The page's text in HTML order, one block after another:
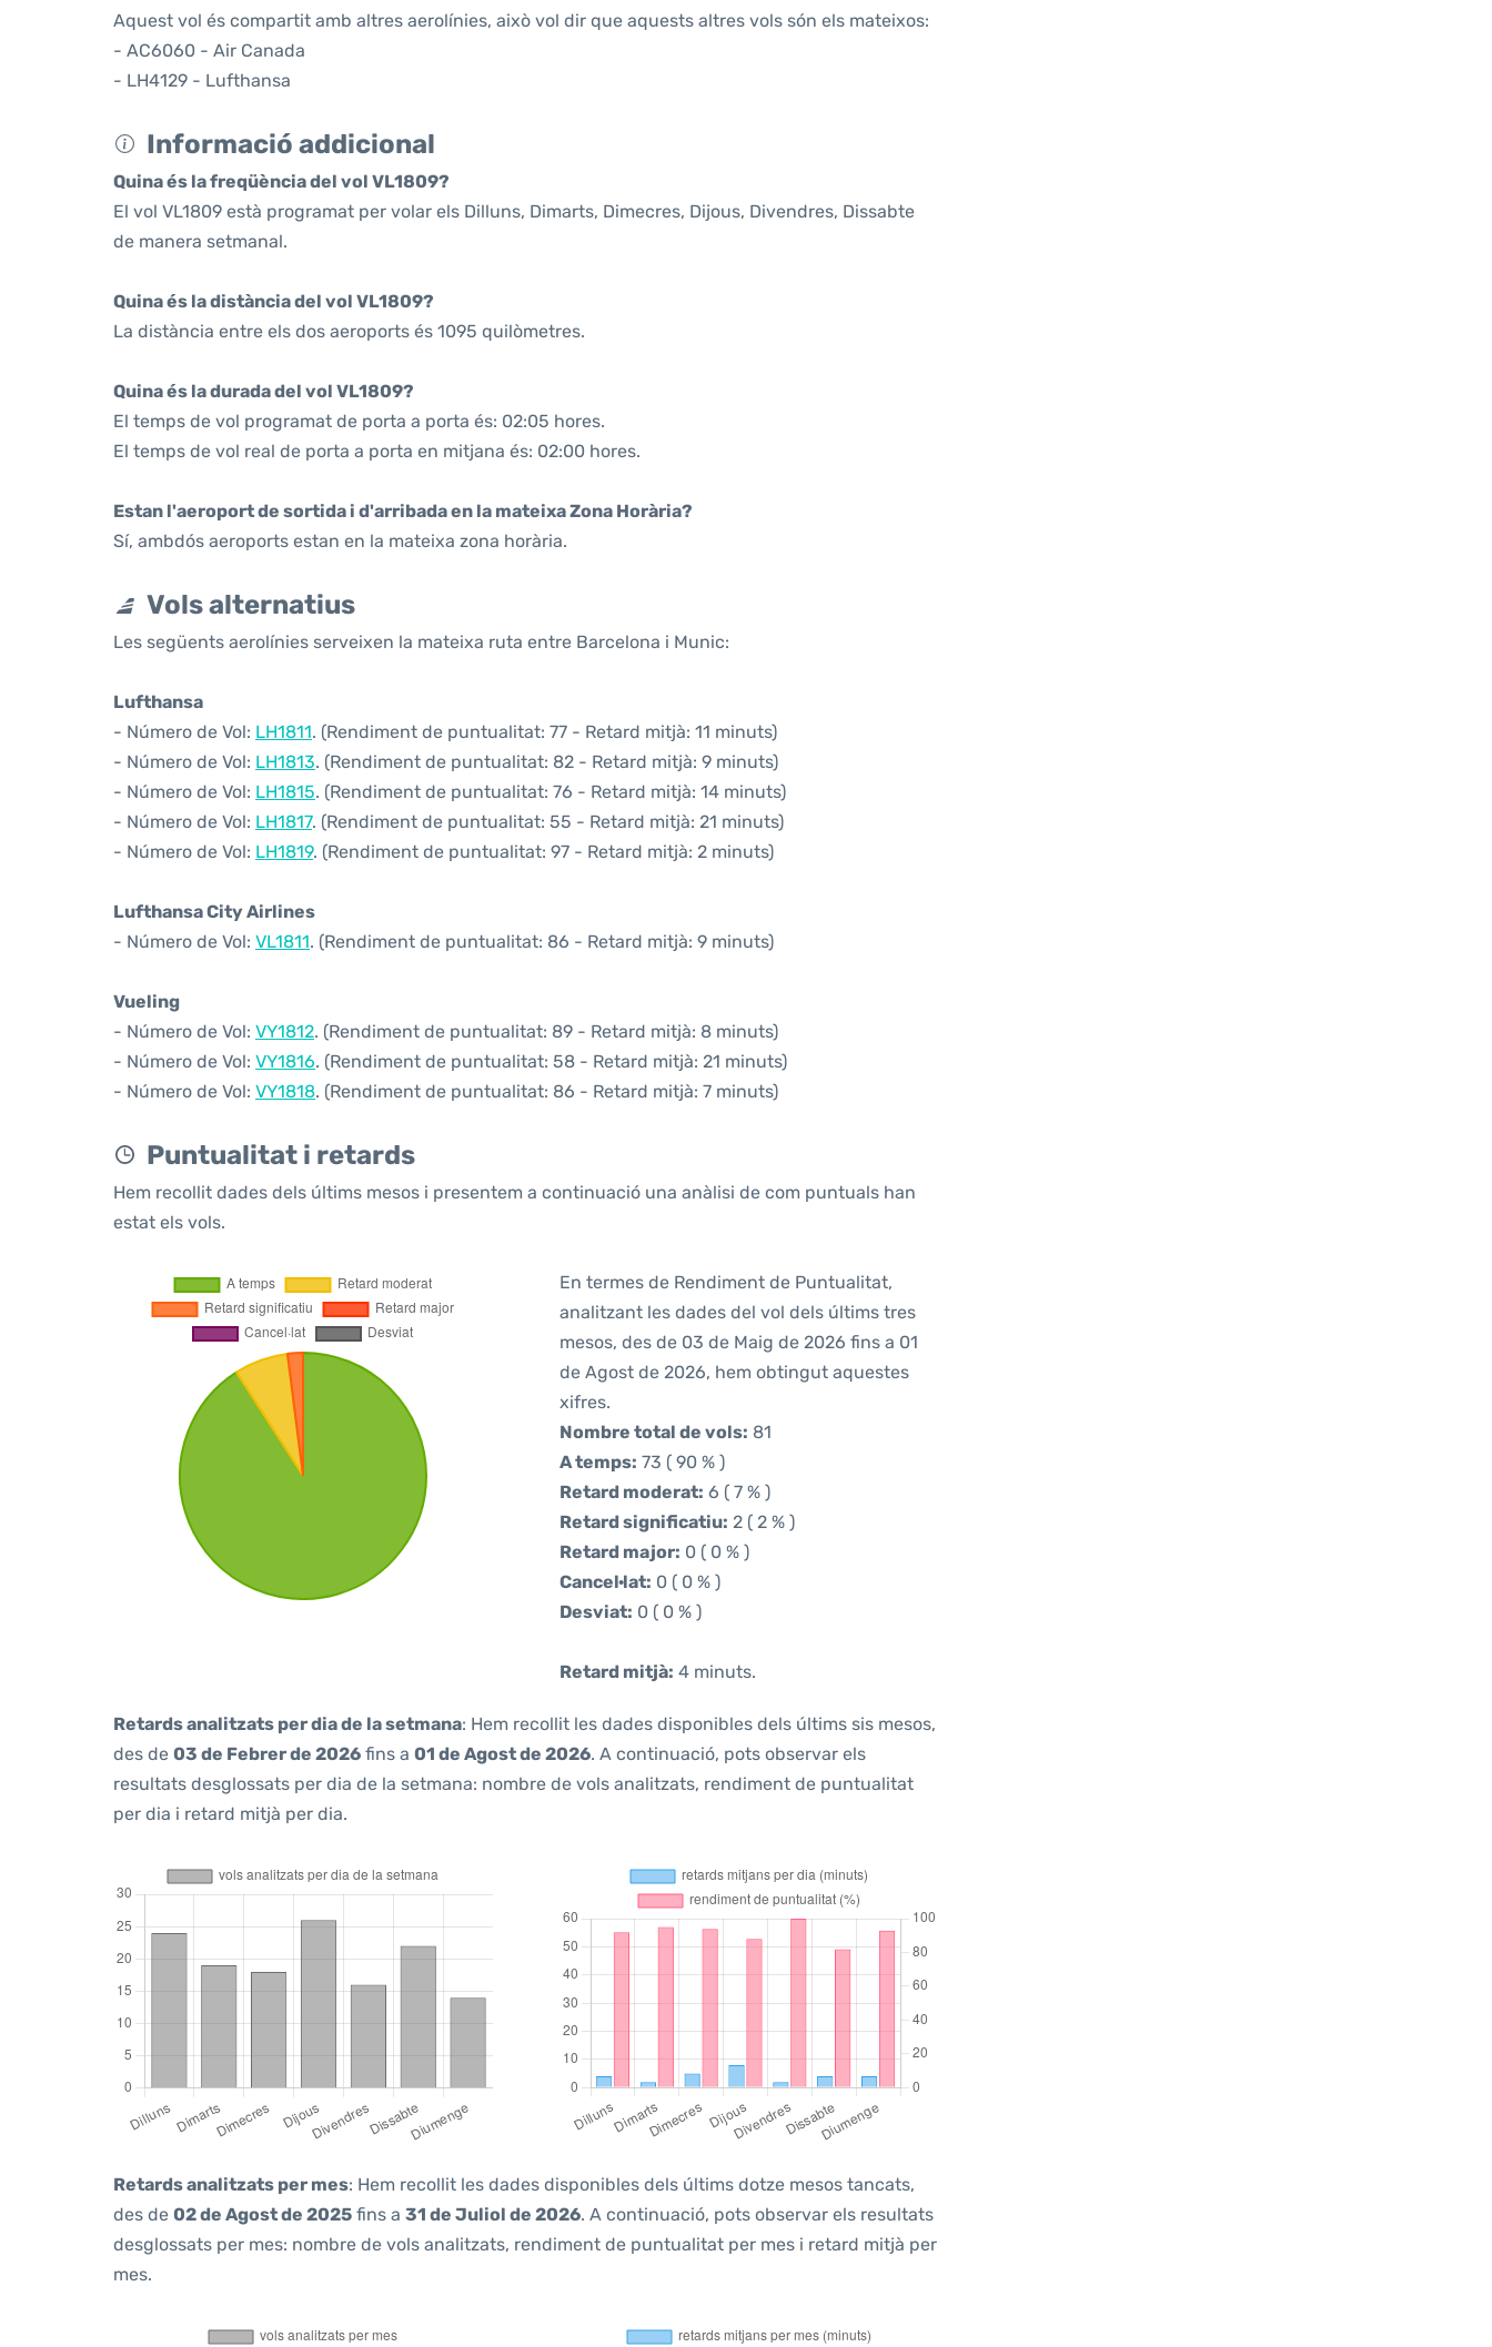
Aquest vol és compartit amb altres aerolínies, això vol dir que aquests altres vols són els mateixos:
- AC6060 - Air Canada
- LH4129 - Lufthansa
Informació addicional
Quina és la freqüència del vol VL1809?
El vol VL1809 està programat per volar els Dilluns, Dimarts, Dimecres, Dijous, Divendres, Dissabte
de manera setmanal.
Quina és la distància del vol VL1809?
La distància entre els dos aeroports és 1095 quilòmetres.
Quina és la durada del vol VL1809?
El temps de vol programat de porta a porta és: 02:05 hores.
El temps de vol real de porta a porta en mitjana és: 02:00 hores.
Estan l'aeroport de sortida i d'arribada en la mateixa Zona Horària?
Sí, ambdós aeroports estan en la mateixa zona horària.
Vols alternatius
Les següents aerolínies serveixen la mateixa ruta entre Barcelona i Munic:
Lufthansa
- Número de Vol: LH1811. (Rendiment de puntualitat: 77 - Retard mitjà: 11 minuts)
- Número de Vol: LH1813. (Rendiment de puntualitat: 82 - Retard mitjà: 9 minuts)
- Número de Vol: LH1815. (Rendiment de puntualitat: 76 - Retard mitjà: 14 minuts)
- Número de Vol: LH1817. (Rendiment de puntualitat: 55 - Retard mitjà: 21 minuts)
- Número de Vol: LH1819. (Rendiment de puntualitat: 97 - Retard mitjà: 2 minuts)
Lufthansa City Airlines
- Número de Vol: VL1811. (Rendiment de puntualitat: 86 - Retard mitjà: 9 minuts)
Vueling
- Número de Vol: VY1812. (Rendiment de puntualitat: 89 - Retard mitjà: 8 minuts)
- Número de Vol: VY1816. (Rendiment de puntualitat: 58 - Retard mitjà: 21 minuts)
- Número de Vol: VY1818. (Rendiment de puntualitat: 86 - Retard mitjà: 7 minuts)
Puntualitat i retards
Hem recollit dades dels últims mesos i presentem a continuació una anàlisi de com puntuals han
estat els vols.
En termes de Rendiment de Puntualitat,
analitzant les dades del vol dels últims tres
mesos, des de 03 de Maig de 2026 fins a 01
de Agost de 2026, hem obtingut aquestes
xifres.
Nombre total de vols: 81
A temps: 73 ( 90 % )
Retard moderat: 6 ( 7 % )
Retard significatiu: 2 ( 2 % )
Retard major: 0 ( 0 % )
Cancel·lat: 0 ( 0 % )
Desviat: 0 ( 0 % )
Retard mitjà: 4 minuts.
Retards analitzats per dia de la setmana: Hem recollit les dades disponibles dels últims sis mesos,
des de 03 de Febrer de 2026 fins a 01 de Agost de 2026. A continuació, pots observar els
resultats desglossats per dia de la setmana: nombre de vols analitzats, rendiment de puntualitat
per dia i retard mitjà per dia.
Retards analitzats per mes: Hem recollit les dades disponibles dels últims dotze mesos tancats,
des de 02 de Agost de 2025 fins a 31 de Juliol de 2026. A continuació, pots observar els resultats
desglossats per mes: nombre de vols analitzats, rendiment de puntualitat per mes i retard mitjà per
mes.